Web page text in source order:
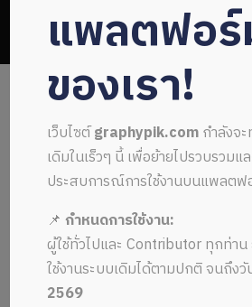
ALL MUSIC FROM ปกเทมเพลตแก้ไ
แพลตฟอร์
ของเรา!
เว็บไซต์graphypik.comกำลังจ
เดิมในเร็วๆ นี้ เพื่อย้ายไปรวบรวมแ
ประสบการณ์การใช้งานบนแพลต
📌กำหนดการใช้งาน:
ผู้ใช้ทั่วไปและ Contributor ทุกท่าน
ใช้งานระบบเดิมได้ตามปกติ จนถึง
2569